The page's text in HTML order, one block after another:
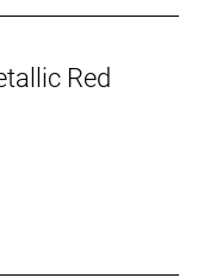
R9250 Di2, max.
Red